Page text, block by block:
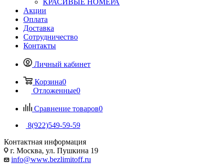
КРАСИВЫЕ НОМЕРА
Акции
Оплата
Доставка
Сотрудничество
Контакты
Личный кабинет
Корзина0
Отложенные0
Сравнение товаров0
8(922)549-59-59
Контактная информация
г. Москва, ул. Пушкина 19
info@www.bezlimitoff.ru